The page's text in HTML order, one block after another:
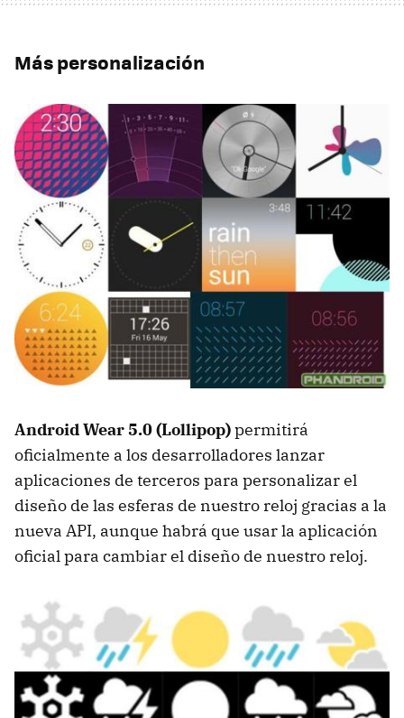
Más personalización
Android Wear 5.0 (Lollipop)permitirá
oficialmente a los desarrolladores lanzar
aplicaciones de terceros para personalizar el
diseño de las esferas de nuestro reloj gracias a la
nueva API, aunque habrá que usar la aplicación
oficial para cambiar el diseño de nuestro reloj.